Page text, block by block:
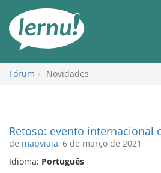
conteúdo
Fórum Novidades
Retoso: evento internacional
de mapviaja, 6 de março de 2021
Idioma: Português